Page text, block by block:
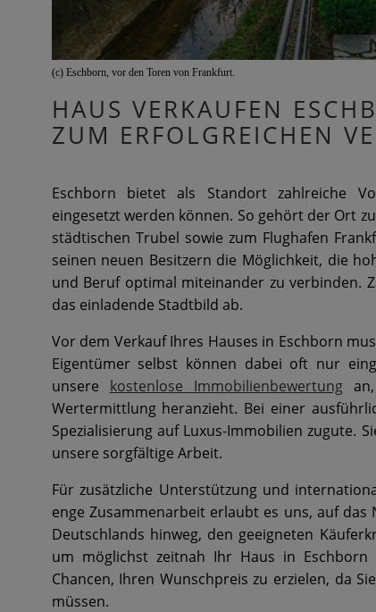
(c) Eschborn, vor den Toren von Frankfurt.
HAUS VERKAUFEN
ZUM ERFOLGREICHEN
Eschborn bietet als Standort zahlreiche
eingesetzt werden können. So gehört der Ort
städtischen Trubel sowie zum Flughafen
seinen neuen Besitzern die Möglichkeit, die
und Beruf optimal miteinander zu verbinden.
das einladende Stadtbild ab.
Vor dem Verkauf Ihres Hauses in Eschborn
Eigentümer selbst können dabei oft nur
unsere kostenlose Immobilienbewertungan,
Wertermittlung heranzieht. Bei einer
Spezialisierung auf Luxus-Immobilien zugute.
unsere sorgfältige Arbeit.
Für zusätzliche Unterstützung und
enge Zusammenarbeit erlaubt es uns, auf
Deutschlands hinweg, den geeigneten
um möglichst zeitnah Ihr Haus in
Chancen, Ihren Wunschpreis zu erzielen, da
müssen.